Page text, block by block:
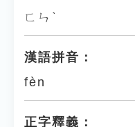
ㄈㄣˋ
漢語拼音：
fèn
正字釋義：